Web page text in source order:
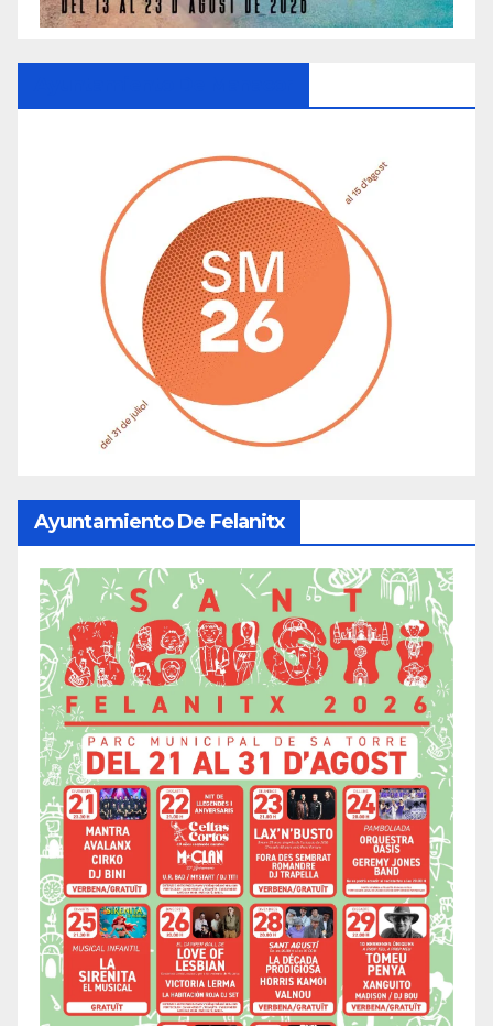
Ayuntamiento De Felanitx